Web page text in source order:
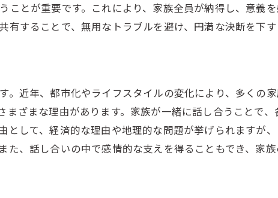
ブルを避けるための策
的に確認する方法
前相談の重要性
のコツ
対応法
を妨げる要因を理解する
とが重要です。これにより、家族全員が納得し、意義
することで、無用なトラブルを避け、円満な決断を下す
近年、都市化やライフスタイルの変化により、多くの
ざまな理由があります。家族が一緒に話し合うことで、
して、経済的な理由や地理的な問題が挙げられますが
、話し合いの中で感情的な支えを得ることもでき、家